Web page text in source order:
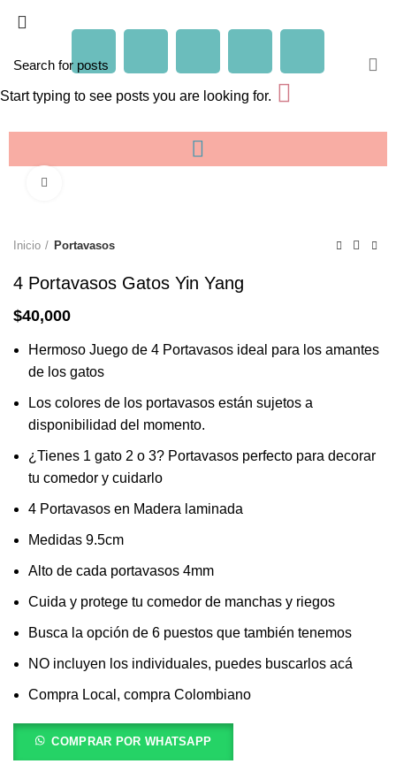
Inicio Portavasos
4 Portavasos Gatos Yin Yang
$40,000
Hermoso Juego de 4 Portavasos ideal para los amantes
de los gatos
Los colores de los portavasos están sujetos a
disponibilidad del momento.
¿Tienes 1 gato 2 o 3? Portavasos perfecto para decorar
tu comedor y cuidarlo
4 Portavasos en Madera laminada
Medidas 9.5cm
Alto de cada portavasos 4mm
Cuida y protege tu comedor de manchas y riegos
Busca la opción de 6 puestos que también tenemos
NO incluyen los individuales, puedes buscarlos acá
Compra Local, compra Colombiano
COMPRAR POR WHATSAPP
Start typing to see posts you are looking for.